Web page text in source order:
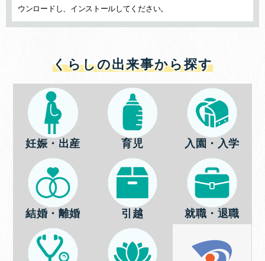
ウンロードし、インストールしてください。
くらしの出来事から探す
妊娠・出産 育児 入園・入学
結婚・離婚 引越 就職・退職